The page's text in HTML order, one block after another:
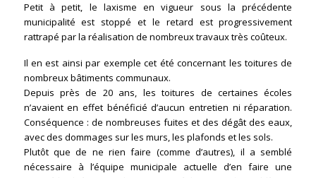
Petit à petit, le laxisme en vigueur sous la précédente
municipalité est stoppé et le retard est progressivement
rattrapé par la réalisation de nombreux travaux très coûteux.
Il en est ainsi par exemple cet été concernant les toitures de
nombreux bâtiments communaux.
Depuis près de 20 ans, les toitures de certaines écoles
n’avaient en effet bénéficié d’aucun entretien ni réparation.
Conséquence : de nombreuses fuites et des dégât des eaux,
avec des dommages sur les murs, les plafonds et les sols.
Plutôt que de ne rien faire (comme d’autres), il a semblé
nécessaire à l’équipe municipale actuelle d’en faire une